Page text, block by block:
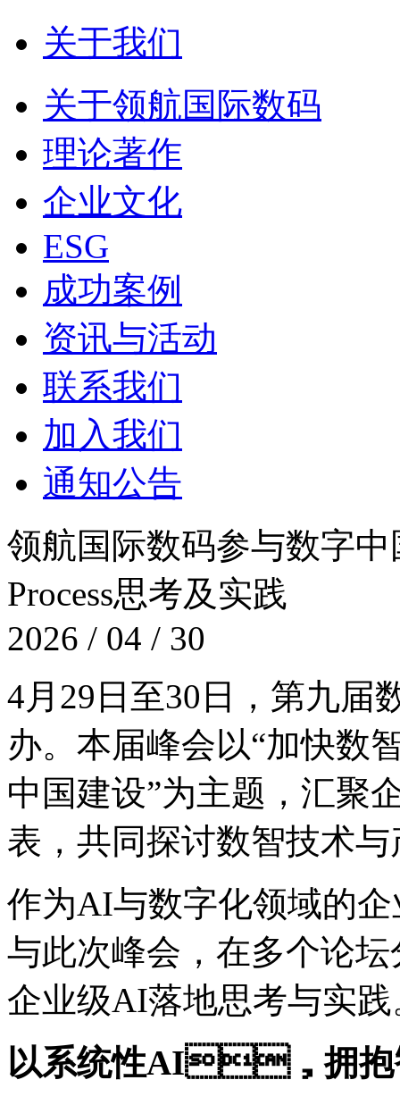
关于我们
关于领航国际数码
理论著作
企业文化
ESG
成功案例
资讯与活动
联系我们
加入我们
通知公告
领航国际数码参与数字中
Process思考及实践
2026 / 04 / 30
4月29日至30日，第九
办。本届峰会以“加快数智
中国建设”为主题，汇聚
表，共同探讨数智技术
作为AI与数字化领域的企
与此次峰会，在多个论
企业级AI落地思考与实践
以系统性AI，拥抱